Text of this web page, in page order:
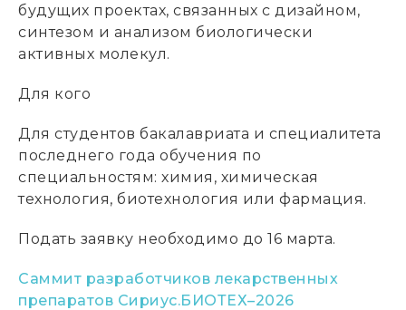
будущих проектах, связанных с дизайном,
синтезом и анализом биологически
активных молекул.
Для кого
Для студентов бакалавриата и специалитета
последнего года обучения по
специальностям: химия, химическая
технология, биотехнология или фармация.
Подать заявку необходимо до 16 марта.
Саммит разработчиков лекарственных
препаратов Сириус.БИОТЕХ–2026